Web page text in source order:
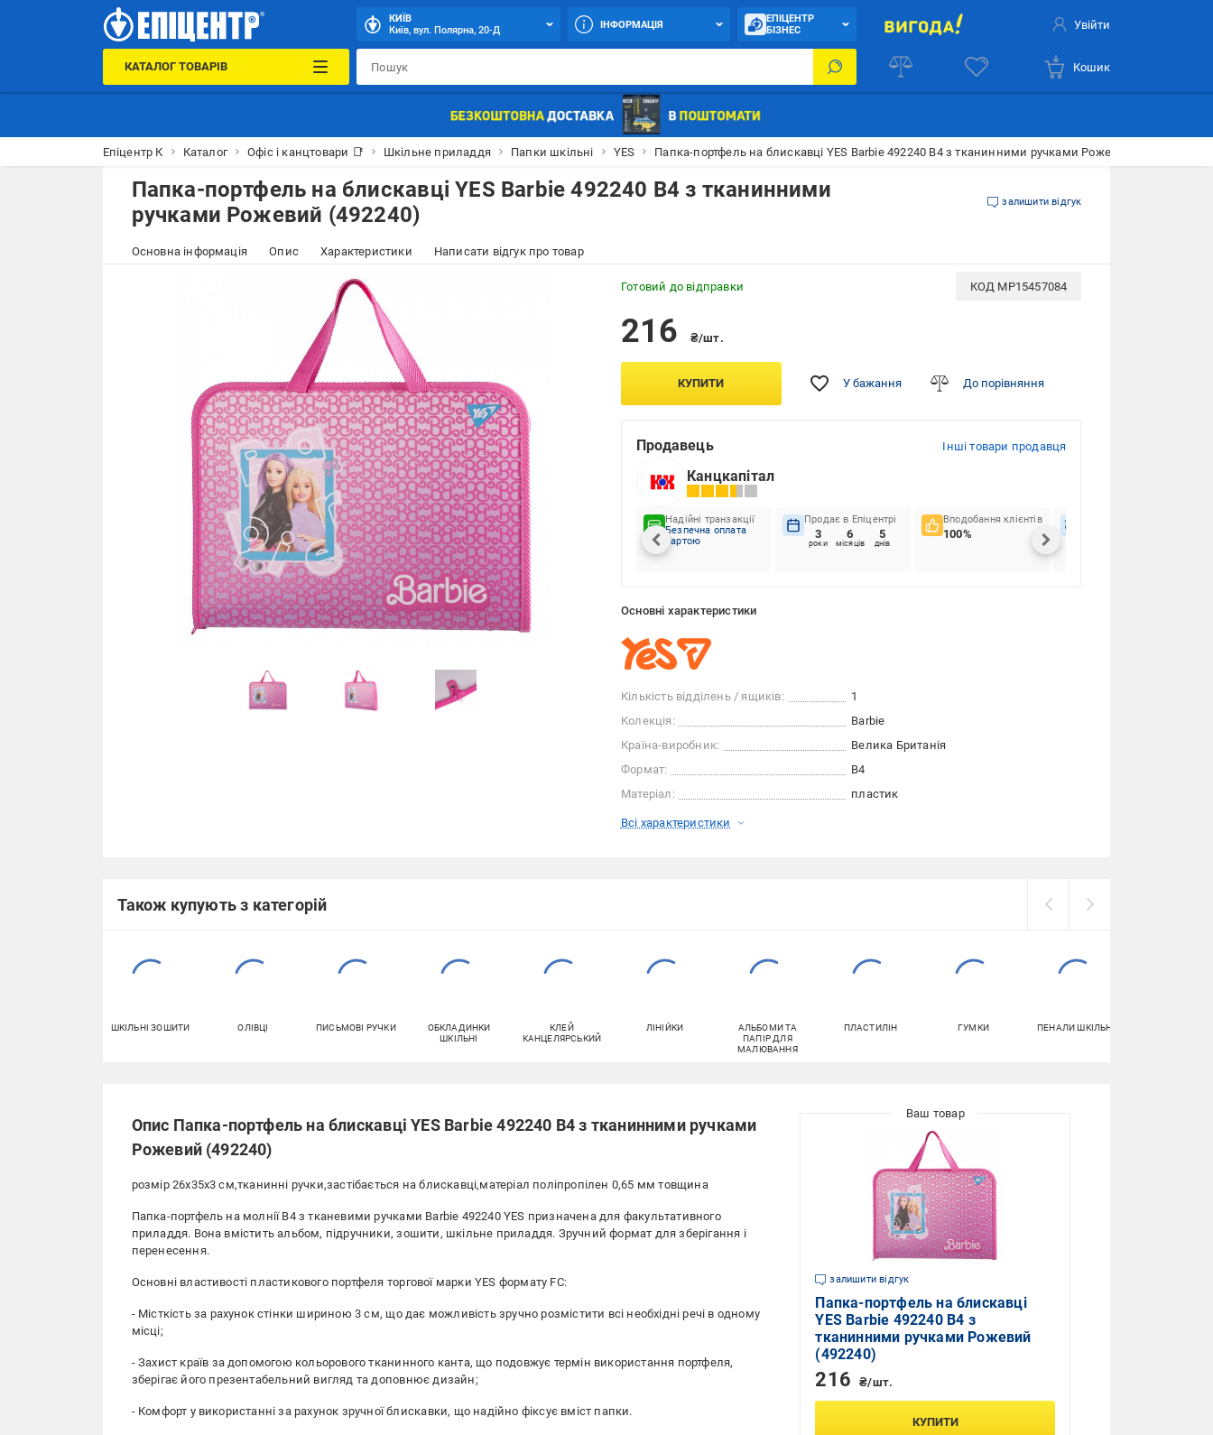
КИЇВ
Київ, вул. Полярна, 20-Д
ІНФОРМАЦІЯ
ЕПІЦЕНТР
БІЗНЕС
Увійти
КАТАЛОГ ТОВАРІВ Кошик
Епіцентр К Каталог Офіс і канцтовари 📑 Шкільне приладдя Папки шкільні YES Папка-портфель на блискавці YES Barbie 492240 В4 з тканинними ручками Рожевий (492240)
Папка-портфель на блискавці YES Barbie 492240 В4 з тканинними
ручками Рожевий (492240)
залишити відгук
Основна інформація Опис Характеристики Написати відгук про товар
Готовий до відправки КОД MP15457084
216 ₴/шт.
КУПИТИ У бажання До порівняння
Продавець Інші товари продавця
Канцкапітал
Надійні транзакції
Безпечна оплата
картою
Продає в Епіцентрі
3
роки
6
місяців
5
днів
Вподобання клієнтів
100%
Основні характеристики
Кількість відділень / ящиків:
1
Колекція:
Barbie
Країна-виробник:
Велика Британія
Формат:
B4
Матеріал:
пластик
Всі характеристики
Також купують з категорій
ШКІЛЬНІ ЗОШИТИ ОЛІВЦІ ПИСЬМОВІ РУЧКИ
ОБКЛАДИНКИ
ШКІЛЬНІ
КЛЕЙ
КАНЦЕЛЯРСЬКИЙ
ЛІНІЙКИ
АЛЬБОМИ ТА
ПАПІР ДЛЯ
МАЛЮВАННЯ
ПЛАСТИЛІН ГУМКИ ПЕНАЛИ ШКІЛЬНІ
Опис Папка-портфель на блискавці YES Barbie 492240 В4 з тканинними ручками
Рожевий (492240)
розмір 26х35х3 см,тканинні ручки,застібається на блискавці,матеріал поліпропілен 0,65 мм товщина
Папка-портфель на молнії В4 з тканевими ручками Barbie 492240 YES призначена для факультативного
приладдя. Вона вмістить альбом, підручники, зошити, шкільне приладдя. Зручний формат для зберігання і
перенесення.
Основні властивості пластикового портфеля торгової марки YES формату FC:
- Місткість за рахунок стінки шириною 3 см, що дає можливість зручно розмістити всі необхідні речі в одному
місці;
- Захист країв за допомогою кольорового тканинного канта, що подовжує термін використання портфеля,
зберігає його презентабельний вигляд та доповнює дизайн;
- Комфорт у використанні за рахунок зручної блискавки, що надійно фіксує вміст папки.
залишити відгук
Папка-портфель на блискавці
YES Barbie 492240 В4 з
тканинними ручками Рожевий
(492240)
216 ₴/шт.
КУПИТИ